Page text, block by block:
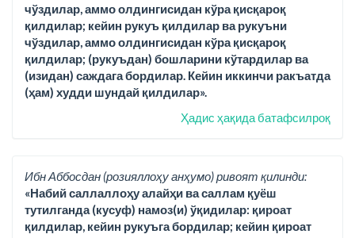
чўздилар, аммо олдингисидан кўра қисқароқ
қилдилар; кейин рукуъ қилдилар ва рукуъни
чўздилар, аммо олдингисидан кўра қисқароқ
қилдилар; (рукуъдан) бошларини кўтардилар ва
(изидан) саждага бордилар. Кейин иккинчи ракъатда
(ҳам) худди шундай қилдилар».
Ҳадис ҳақида батафсилроқ
Ибн Аббосдан (розияллоҳу анҳумо) ривоят қилинди:
«Набий саллаллоҳу алайҳи ва саллам қуёш
тутилганда (кусуф) намоз(и) ўқидилар: қироат
қилдилар, кейин рукуъга бордилар; кейин қироат